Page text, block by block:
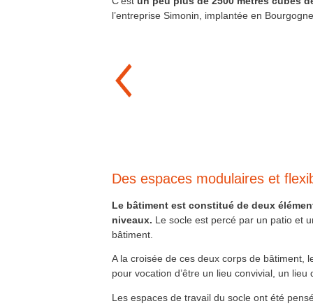
l’entreprise Simonin, implantée en
Des espaces modulaires et
Le bâtiment est constitué de deux
niveaux.
Le socle est percé par un patio et
bâtiment.
A la croisée de ces deux corps de bâtiment,
pour vocation d’être un lieu convivial, un
Les espaces de travail du socle ont été